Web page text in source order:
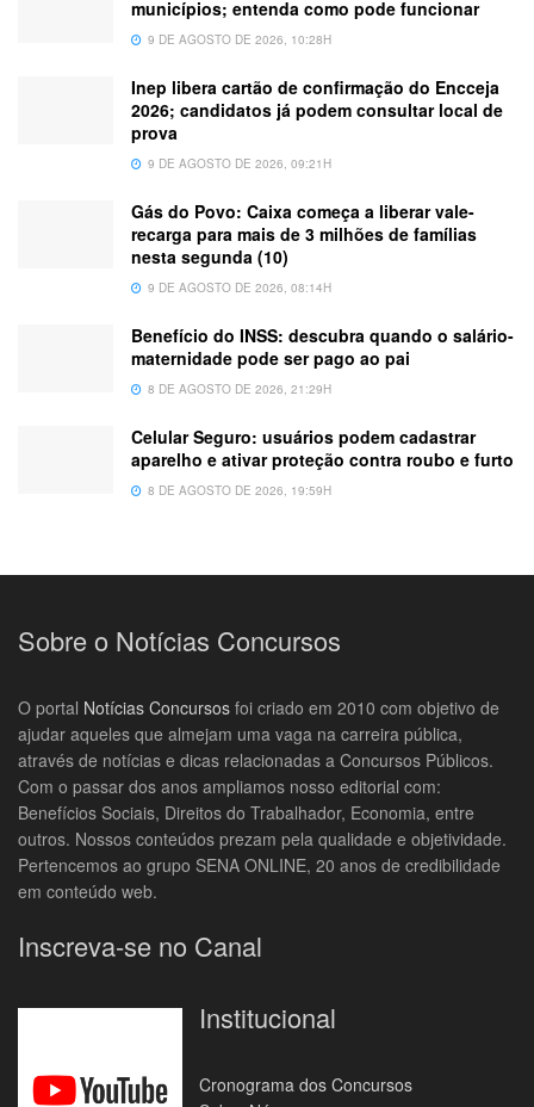
municípios; entenda como pode funcionar
9 DE AGOSTO DE 2026, 10:28H
Inep libera cartão de confirmação do Encceja
2026; candidatos já podem consultar local de
prova
9 DE AGOSTO DE 2026, 09:21H
Gás do Povo: Caixa começa a liberar vale-
recarga para mais de 3 milhões de famílias
nesta segunda (10)
9 DE AGOSTO DE 2026, 08:14H
Benefício do INSS: descubra quando o salário-
maternidade pode ser pago ao pai
8 DE AGOSTO DE 2026, 21:29H
Celular Seguro: usuários podem cadastrar
aparelho e ativar proteção contra roubo e furto
8 DE AGOSTO DE 2026, 19:59H
Sobre o Notícias Concursos
O portal Notícias Concursos foi criado em 2010 com objetivo de
ajudar aqueles que almejam uma vaga na carreira pública,
através de notícias e dicas relacionadas a Concursos Públicos.
Com o passar dos anos ampliamos nosso editorial com:
Benefícios Sociais, Direitos do Trabalhador, Economia, entre
outros. Nossos conteúdos prezam pela qualidade e objetividade.
Pertencemos ao grupo SENA ONLINE, 20 anos de credibilidade
em conteúdo web.
Inscreva-se no Canal
Institucional
Cronograma dos Concursos